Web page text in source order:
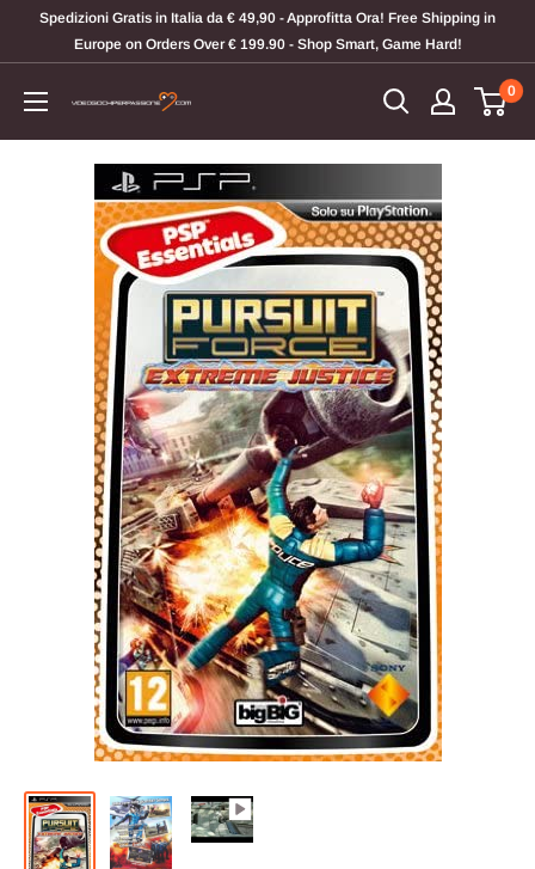
Spedizioni Gratis in Italia da € 49,90 - Approfitta Ora! Free Shipping in
Europe on Orders Over € 199.90 - Shop Smart, Game Hard!
Videogiochi
Per
Passione
0